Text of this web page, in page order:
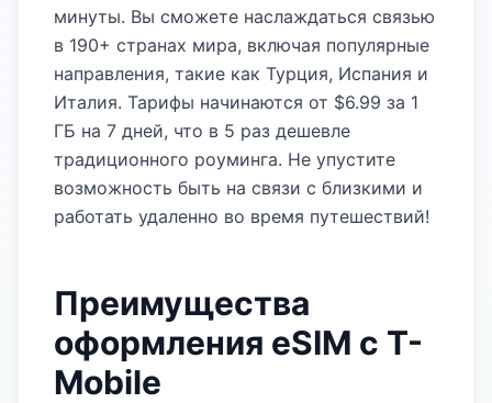
минуты. Вы сможете наслаждаться связью
в 190+ странах мира, включая популярные
направления, такие как Турция, Испания и
Италия. Тарифы начинаются от $6.99 за 1
ГБ на 7 дней, что в 5 раз дешевле
традиционного роуминга. Не упустите
возможность быть на связи с близкими и
работать удаленно во время путешествий!
Преимущества
оформления eSIM с Т-
Mobile